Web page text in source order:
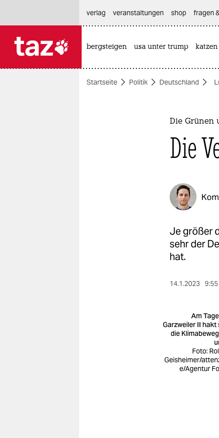
themen
verlag
veranstaltungen shop fragen
bergsteigen usa unter trump katzen
Startseite Politik Deutschland
Die Grünen
Die
Je größer
sehr der
hat.
14.1.2023
Am
Garzweiler II hakt
die
Foto:
Geisheimer/
e/Agentur